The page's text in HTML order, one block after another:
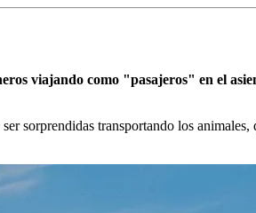
viajando como "pasajeros" en el
sorprendidas transportando los